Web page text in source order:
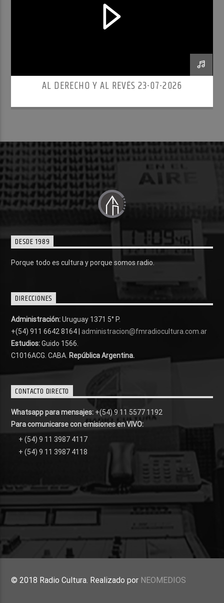
AL DERECHO Y AL REVÉS 23-07-2026
DESDE 1989
Porque todo es cultura y porque somos radio.
DIRECCIONES
Administración:Uruguay 1371 5° P.
+(54) 911 6642 8164 | administracion@fmradiocultura.com.ar
Estudios:Guido 1566.
C1016ACG . CABA. República Argentina.
CONTACTO DIRECTO
Whatsapp para mensajes: +(54) 9 11 5577 1192
Para comunicarse con emisiones en VIVO:
+ (54) 9 11 3987 4117
+ (54) 9 11 3987 4118
© 2018 Radio Cultura. Realizado por NEOMEDIOS